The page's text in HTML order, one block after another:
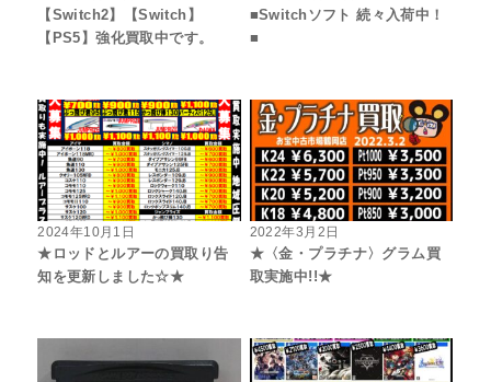
【Switch2】【Switch】
【PS5】強化買取中です。
■Switchソフト 続々入荷中！
■
2024年10月1日
★ロッドとルアーの買取り告
知を更新しました☆★
2022年3月2日
★〈金・プラチナ〉グラム買
取実施中!!★